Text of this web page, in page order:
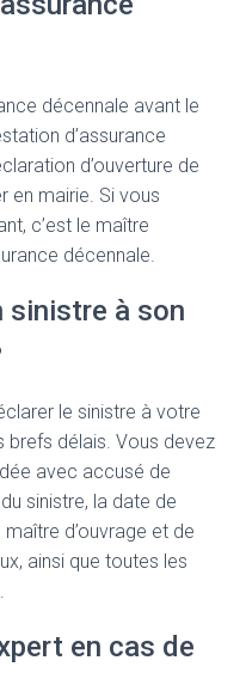
décennale avant le
d’assurance
d’ouverture de
en mairie. Si vous
c’est le maître
décennale.
sinistre à son
le sinistre à votre
brefs délais. Vous devez
avec accusé de
sinistre, la date de
d’ouvrage et de
ainsi que toutes les
en cas de